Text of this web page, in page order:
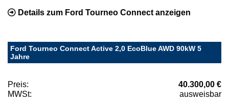
Details zum Ford Tourneo Connect anzeigen
Ford Tourneo Connect Active 2,0 EcoBlue AWD 90kW 5
Jahre
Preis:
40.300,00 €
MWSt:
ausweisbar